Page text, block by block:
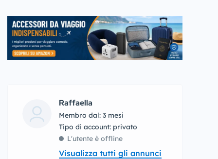
Raffaella
Membro dal: 3 mesi
tipo di account: privato
L'utente è offline
Visualizza tutti gli annunci